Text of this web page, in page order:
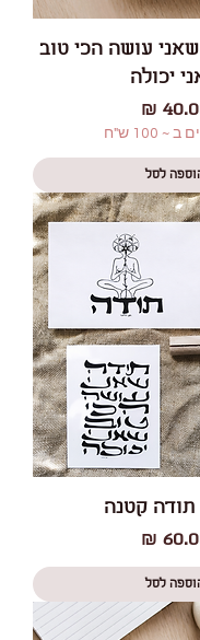
עושה הכי טוב
יכולה
לסל
קטנה
לסל